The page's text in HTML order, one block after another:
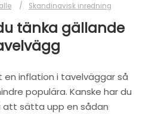
Skandinavisk inredning
tänka gällande
inflation i tavelväggar så
populära. Kanske har du
att sätta upp en sådan